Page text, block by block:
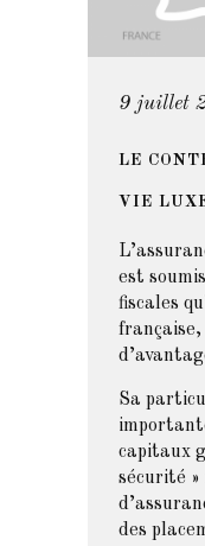
9 juillet
LE
VIE
est
fiscales
française,
Sa
capitaux
sécurité »
des